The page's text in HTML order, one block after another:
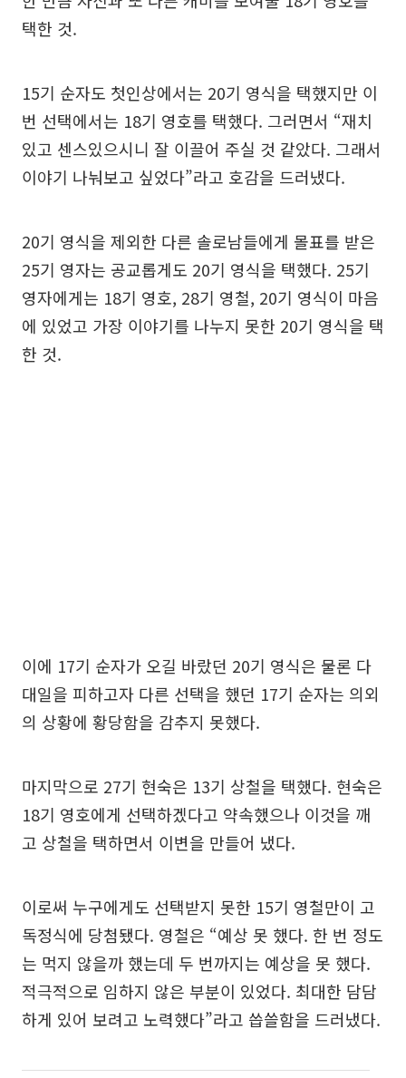
택한 것.
15기 순자도 첫인상에서는 20기 영식을 택했지만 이
번 선택에서는 18기 영호를 택했다. 그러면서 “재치
있고 센스있으시니 잘 이끌어 주실 것 같았다. 그래서
이야기 나눠보고 싶었다”라고 호감을 드러냈다.
20기 영식을 제외한 다른 솔로남들에게 몰표를 받은
25기 영자는 공교롭게도 20기 영식을 택했다. 25기
영자에게는 18기 영호, 28기 영철, 20기 영식이 마음
에 있었고 가장 이야기를 나누지 못한 20기 영식을 택
한 것.
이에 17기 순자가 오길 바랐던 20기 영식은 물론 다
대일을 피하고자 다른 선택을 했던 17기 순자는 의외
의 상황에 황당함을 감추지 못했다.
마지막으로 27기 현숙은 13기 상철을 택했다. 현숙은
18기 영호에게 선택하겠다고 약속했으나 이것을 깨
고 상철을 택하면서 이변을 만들어 냈다.
이로써 누구에게도 선택받지 못한 15기 영철만이 고
독정식에 당첨됐다. 영철은 “예상 못 했다. 한 번 정도
는 먹지 않을까 했는데 두 번까지는 예상을 못 했다.
적극적으로 임하지 않은 부분이 있었다. 최대한 담담
하게 있어 보려고 노력했다”라고 씁쓸함을 드러냈다.